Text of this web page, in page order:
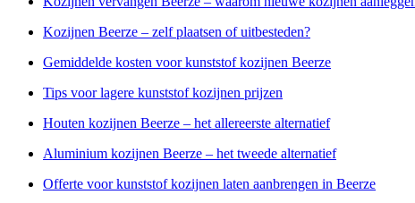
Kozijnen Beerze – zelf plaatsen of uitbesteden?
Gemiddelde kosten voor kunststof kozijnen Beerze
Tips voor lagere kunststof kozijnen prijzen
Houten kozijnen Beerze – het allereerste alternatief
Aluminium kozijnen Beerze – het tweede alternatief
Offerte voor kunststof kozijnen laten aanbrengen in Beerze